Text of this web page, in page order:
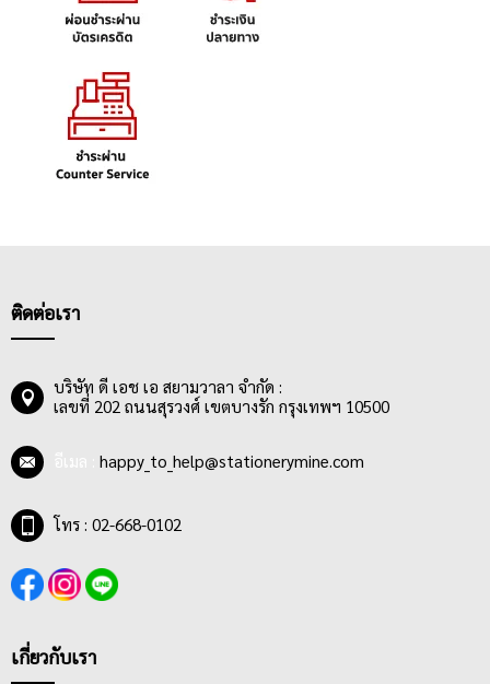
ติดต่อเรา
บริษัท ดี เอช เอ สยามวาลา จำกัด :
เลขที่ 202 ถนนสุรวงศ์ เขตบางรัก กรุงเทพฯ 10500
happy_to_help@stationerymine.com
โทร : 02-668-0102
เกี่ยวกับเรา